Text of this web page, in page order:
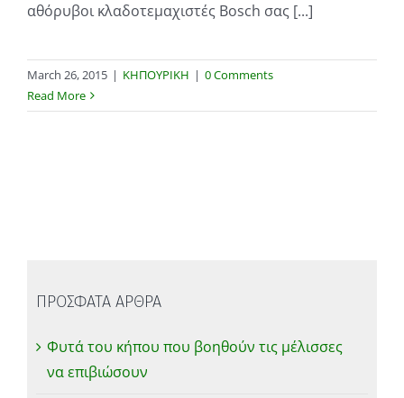
αθόρυβοι κλαδοτεμαχιστές Bosch σας [...]
March 26, 2015 | ΚΗΠΟΥΡΙΚΗ | 0 Comments
Read More
ΠΡΟΣΦΑΤΑ ΑΡΘΡΑ
Φυτά του κήπου που βοηθούν τις μέλισσες
να επιβιώσουν